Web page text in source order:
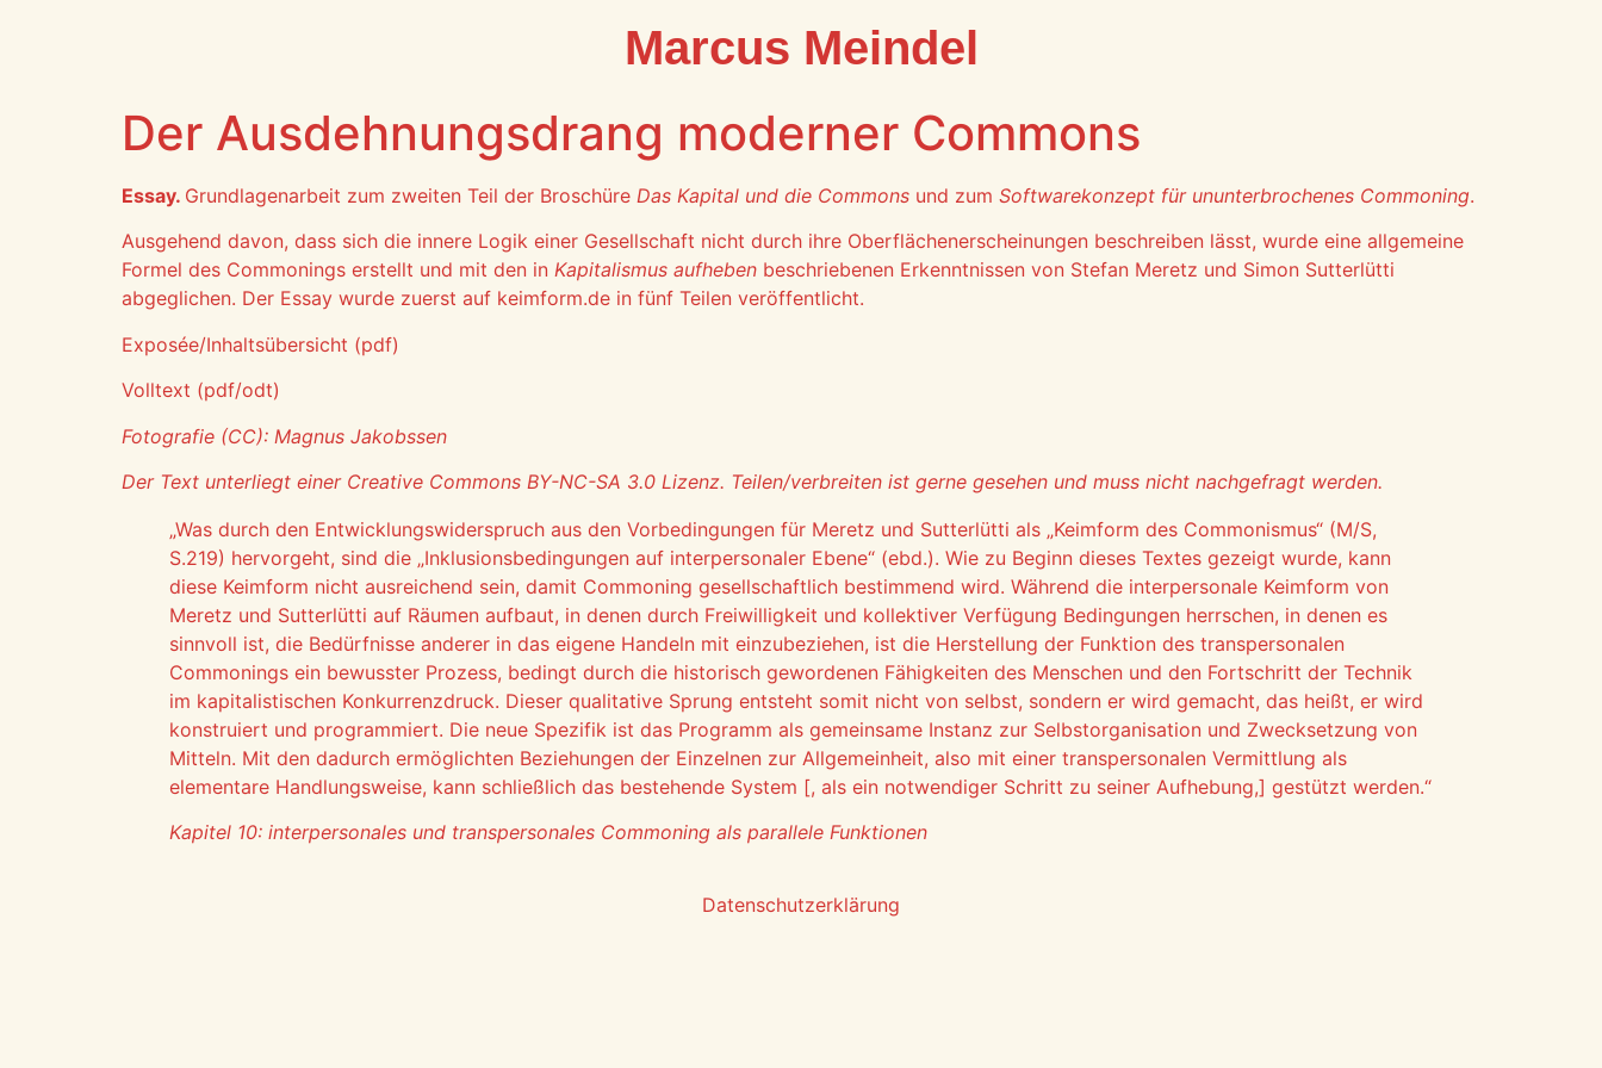
Marcus Meindel
Der Ausdehnungsdrang moderner Commons
Essay. Grundlagenarbeit zum zweiten Teil der Broschüre Das Kapital und die Commons und zum Softwarekonzept für ununterbrochenes Commoning.
Ausgehend davon, dass sich die innere Logik einer Gesellschaft nicht durch ihre Oberflächenerscheinungen beschreiben lässt, wurde eine allgemeine
Formel des Commonings erstellt und mit den in Kapitalismus aufheben beschriebenen Erkenntnissen von Stefan Meretz und Simon Sutterlütti
abgeglichen. Der Essay wurde zuerst auf keimform.de in fünf Teilen veröffentlicht.
Exposée/Inhaltsübersicht (pdf)
Volltext (pdf/odt)
Fotografie (CC): Magnus Jakobssen
Der Text unterliegt einer Creative Commons BY-NC-SA 3.0 Lizenz. Teilen/verbreiten ist gerne gesehen und muss nicht nachgefragt werden.
„Was durch den Entwicklungswiderspruch aus den Vorbedingungen für Meretz und Sutterlütti als „Keimform des Commonismus“ (M/S,
S.219) hervorgeht, sind die „Inklusionsbedingungen auf interpersonaler Ebene“ (ebd.). Wie zu Beginn dieses Textes gezeigt wurde, kann
diese Keimform nicht ausreichend sein, damit Commoning gesellschaftlich bestimmend wird. Während die interpersonale Keimform von
Meretz und Sutterlütti auf Räumen aufbaut, in denen durch Freiwilligkeit und kollektiver Verfügung Bedingungen herrschen, in denen es
sinnvoll ist, die Bedürfnisse anderer in das eigene Handeln mit einzubeziehen, ist die Herstellung der Funktion des transpersonalen
Commonings ein bewusster Prozess, bedingt durch die historisch gewordenen Fähigkeiten des Menschen und den Fortschritt der Technik
im kapitalistischen Konkurrenzdruck. Dieser qualitative Sprung entsteht somit nicht von selbst, sondern er wird gemacht, das heißt, er wird
konstruiert und programmiert. Die neue Spezifik ist das Programm als gemeinsame Instanz zur Selbstorganisation und Zwecksetzung von
Mitteln. Mit den dadurch ermöglichten Beziehungen der Einzelnen zur Allgemeinheit, also mit einer transpersonalen Vermittlung als
elementare Handlungsweise, kann schließlich das bestehende System [, als ein notwendiger Schritt zu seiner Aufhebung,] gestützt werden.“
Kapitel 10: interpersonales und transpersonales Commoning als parallele Funktionen
Datenschutzerklärung